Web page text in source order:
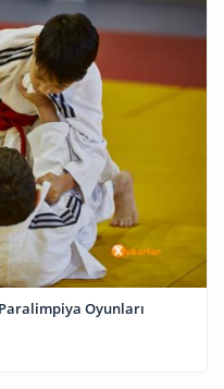
Oyunları